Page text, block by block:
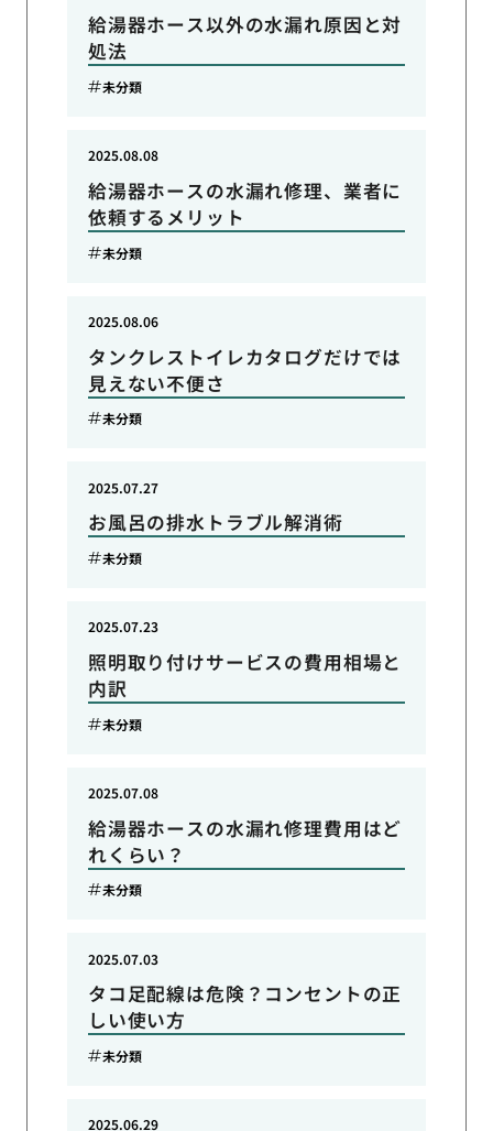
給湯器ホース以外の水漏れ原因と対
処法
未分類
給湯器ホースの水漏れ修理、業者に
依頼するメリット
2025.08.08
未分類
タンクレストイレカタログだけでは
見えない不便さ
2025.08.06
未分類
お風呂の排水トラブル解消術
2025.07.27
未分類
照明取り付けサービスの費用相場と
内訳
2025.07.23
未分類
給湯器ホースの水漏れ修理費用はど
れくらい？
2025.07.08
未分類
タコ足配線は危険？コンセントの正
しい使い方
2025.07.03
未分類
2025.06.29